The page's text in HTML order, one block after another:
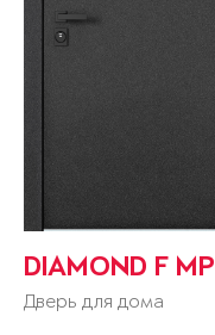
DIAMOND F MP
Дверь для дома